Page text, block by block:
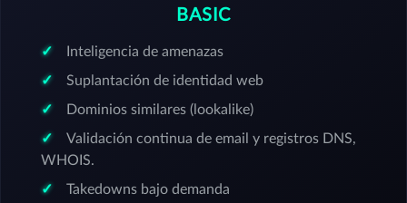
BASIC
Inteligencia de amenazas
Suplantación de identidad web
Dominios similares (lookalike)
Validación continua de email y registros DNS,
WHOIS.
Takedowns bajo demanda